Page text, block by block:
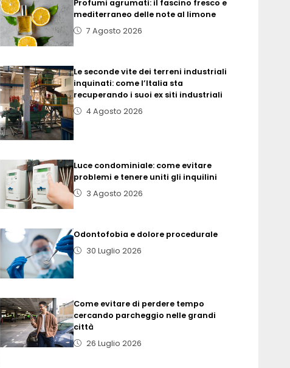
Profumi agrumati: il fascino fresco e
mediterraneo delle note al limone
7 Agosto 2026
Le seconde vite dei terreni industriali
inquinati: come l’Italia sta
recuperando i suoi ex siti industriali
4 Agosto 2026
Luce condominiale: come evitare
problemi e tenere uniti gli inquilini
3 Agosto 2026
Odontofobia e dolore procedurale
30 Luglio 2026
Come evitare di perdere tempo
cercando parcheggio nelle grandi
città
26 Luglio 2026